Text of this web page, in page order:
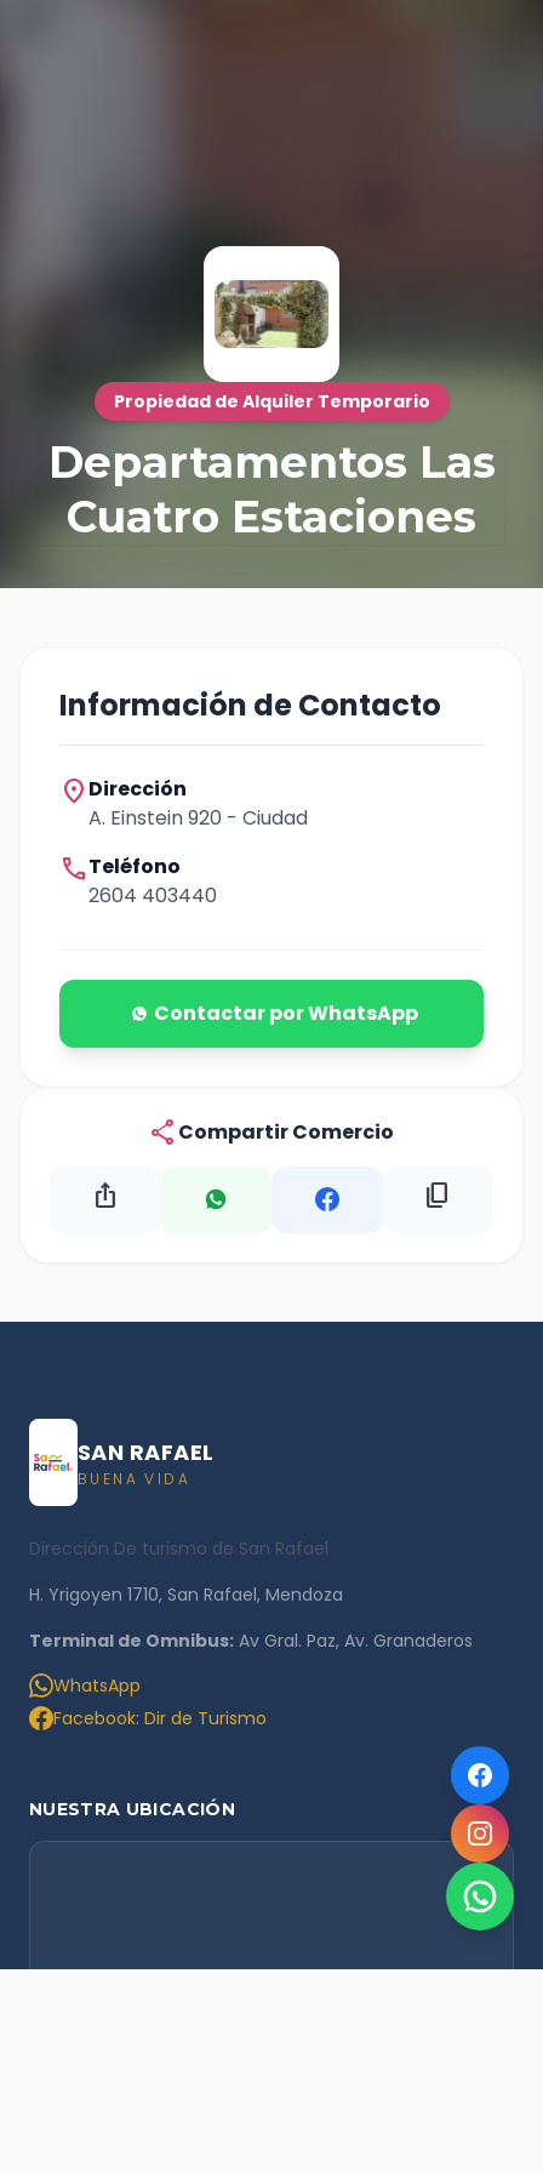
Propiedad de Alquiler Temporario
Departamentos Las
Cuatro Estaciones
Información de Contacto
location_on Dirección
A. Einstein 920 - Ciudad
callTeléfono
2604 403440
Contactar por WhatsApp
share Compartir Comercio
ios_share content_copy
SAN RAFAEL
BUENA VIDA
Dirección De turismo de San Rafael
H. Yrigoyen 1710, San Rafael, Mendoza
Terminal de Omnibus: Av Gral. Paz, Av. Granaderos
WhatsApp
Facebook: Dir de Turismo
NUESTRA UBICACIÓN